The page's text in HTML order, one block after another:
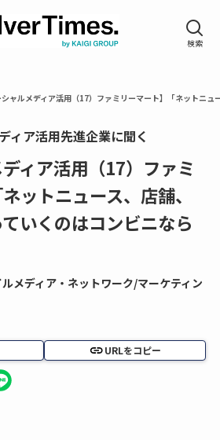
シャルメディア活用（17）ファミリーマート】「ネットニ
ィア活用先進企業に聞く
ディア活用（17）ファミ
ットニュース、店舗、
いくのはコンビニなら
メディア・ネットワーク/マーケティン
URLをコピー